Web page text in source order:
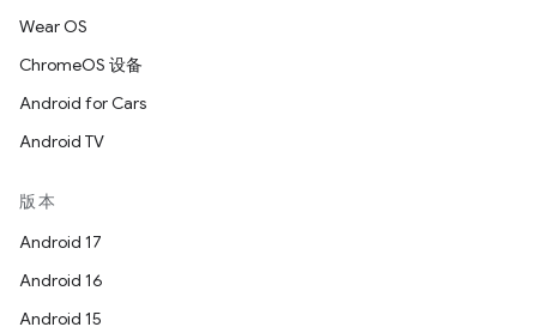
Wear OS
ChromeOS 设备
Android for Cars
Android TV
版本
Android 17
Android 16
Android 15